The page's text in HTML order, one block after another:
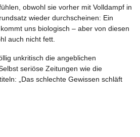
obwohl sie vorher mit Volldampf in
wieder durchscheinen: Ein
uns biologisch – aber von diesen
auch nicht fett.
unkritisch die angeblichen
seriöse Zeitungen wie die
„Das schlechte Gewissen schläft